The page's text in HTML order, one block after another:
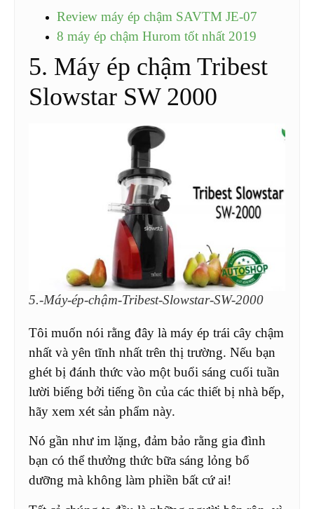
Review máy ép chậm SAVTM JE-07
8 máy ép chậm Hurom tốt nhất 2019
5. Máy ép chậm Tribest
Slowstar SW 2000
5.-Máy-ép-chậm-Tribest-Slowstar-SW-2000
Tôi muốn nói rằng đây là máy ép trái cây chậm
nhất và yên tĩnh nhất trên thị trường. Nếu bạn
ghét bị đánh thức vào một buổi sáng cuối tuần
lười biếng bởi tiếng ồn của các thiết bị nhà bếp,
hãy xem xét sản phẩm này.
Nó gần như im lặng, đảm bảo rằng gia đình
bạn có thể thưởng thức bữa sáng lỏng bổ
dưỡng mà không làm phiền bất cứ ai!